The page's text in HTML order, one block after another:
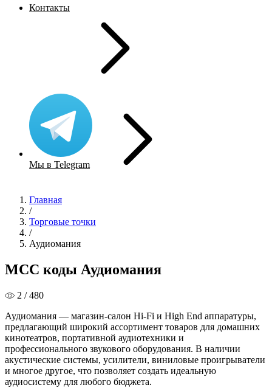
Контакты
Мы в Telegram
Главная
/
Торговые точки
/
Аудиомания
MCC коды Аудиомания
2 / 480
Аудиомания — магазин-салон Hi-Fi и High End аппаратуры,
предлагающий широкий ассортимент товаров для домашних
кинотеатров, портативной аудиотехники и
профессионального звукового оборудования. В наличии
акустические системы, усилители, виниловые проигрыватели
и многое другое, что позволяет создать идеальную
аудиосистему для любого бюджета.